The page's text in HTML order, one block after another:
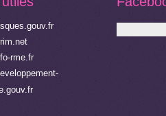
rme.fr